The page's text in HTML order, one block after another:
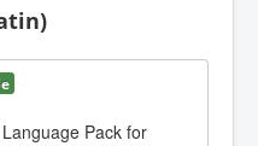
Pack for